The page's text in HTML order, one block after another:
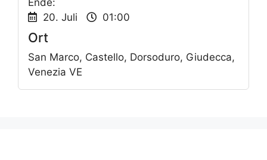
20. Juli
01:00
Ort
San Marco, Castello, Dorsoduro, Giudecca,
Venezia VE